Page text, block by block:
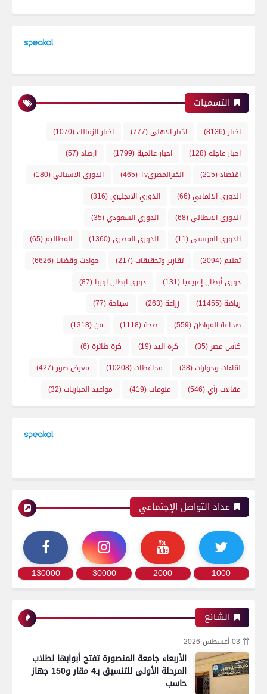
التسميات
اخبار (8136) اخبار الأهلي(777) اخبار الزمالك(1070)
اخبار عاجله(128) اخبار عالمية(1799) ارصاد(57)
اقتصاد(215) الخبرالمصريTv (465) الدوري الاسباني(180)
الدوري الالماني(66) الدوري الانجليزي(316)
الدوري الايطالي(68) الدوري السعودي(35)
الدوري الفرنسي(11) الدوري المصري(1360) المظاليم(65)
تعليم(2094) تقارير وتحقيقات(217) حوادث وقضايا (6626)
دوري أبطال إفريقيا (131) دوري ابطال اوربا (87)
رياضة(11455) زراعة(263) سياحة(77)
صحافة المواطن(559) صحة(1118) فن(1318)
كأس مصر (35) كرة اليد(19) كرة طائرة(6)
لقاءات وحوارات(38) محافظات(10208) معرض صور (427)
مقالات رأي(546) منوعات(419) مواعيد المباريات(32)
عداد التواصل الإجتماعي
1000
2000
30000
130000
الشائع
03 أغسطس 2026
الأربعاء جامعة المنصورة تفتح أبوابها لطلاب
المرحلة الأولى للتنسيق بـ4 مقار و150 جهاز
حاسب